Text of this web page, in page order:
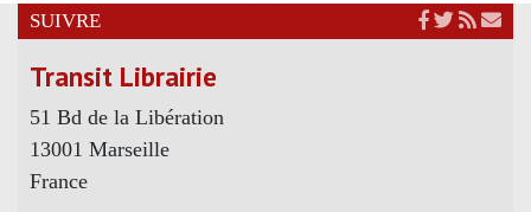
SUIVRE
Transit Librairie
51 Bd de la Libération
13001 Marseille
France